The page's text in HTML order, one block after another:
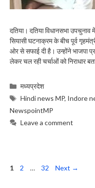
दतिया। दतिया विधानसभा उपचुनाव
सियासी घटनाक्रम के बीच पूर्व
ओर से सफाई दी है। उन्होंने भाजपा
लेकर चल रही चर्चाओं को निराधार
Categories
मध्यप्रदेश
Tags
Hindi news MP, Indore
NewspointMP
Leave a comment
Page
1 Page
2 … Page
32 Next →